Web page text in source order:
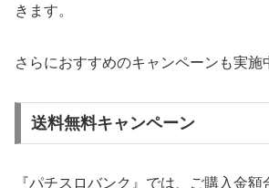
きます。
さらにおすすめのキャンペーンも実施
送料無料キャンペーン
『パチスロバンク』では、ご購入金額